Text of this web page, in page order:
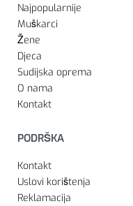
Najpopularnije
Muškarci
Žene
Djeca
Sudijska oprema
O nama
Kontakt
PODRŠKA
Kontakt
Uslovi korištenja
Reklamacija